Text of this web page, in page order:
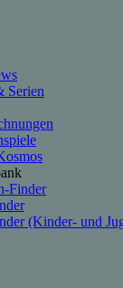
Serien
Finder
(Kinder- und